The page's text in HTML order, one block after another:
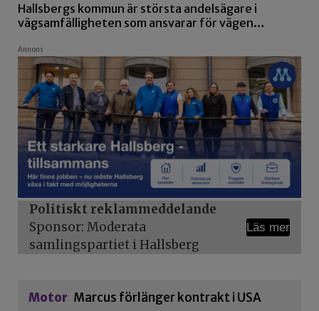
Hallsbergs kommun är största andelsägare i
vägsamfälligheten som ansvarar för vägen…
Annons
Politiskt reklammeddelande
Sponsor: Moderata
samlingspartiet i Hallsberg
Läs mer
Motor Marcus förlänger kontrakt i USA